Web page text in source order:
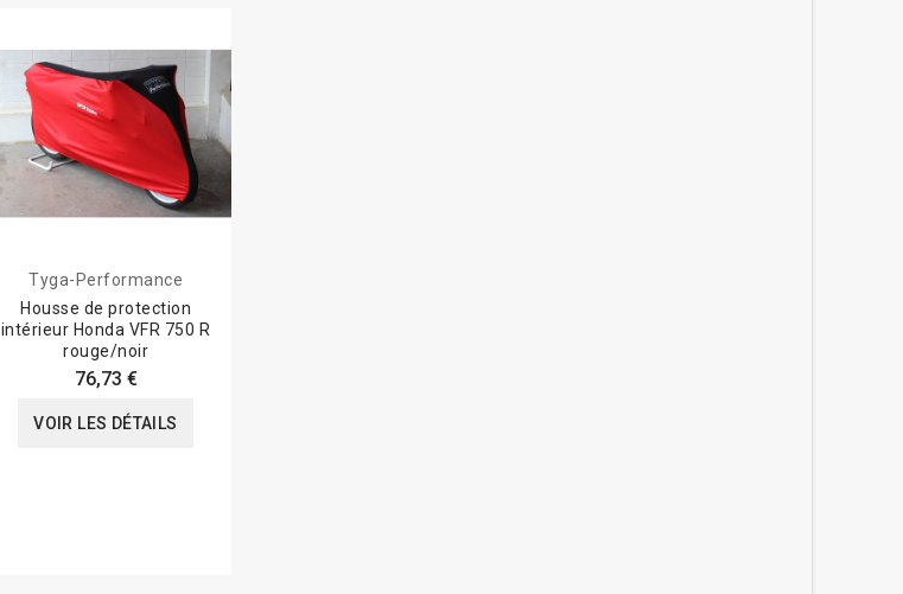
Tyga-Performance
Housse de protection
intérieur Honda VFR 750 R
rouge/noir
76,73 €
VOIR LES DÉTAILS